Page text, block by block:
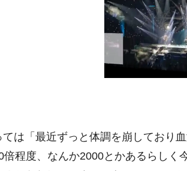
は「最近ずっと体調を崩しており
倍程度、なんか2000とかあるらしく